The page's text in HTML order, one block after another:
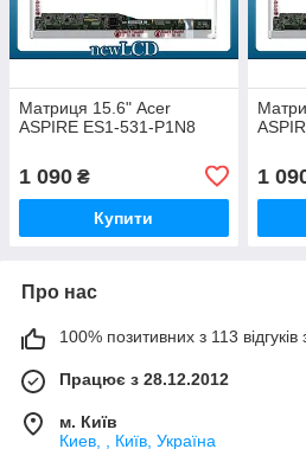
Матриця 15.6" Acer
ASPIRE ES1-531-P1N8
1 090 ₴
Купити
1
Про нас
100% позитивних з 113 відгуків
Працює з 28.12.2012
м. Київ
Киев, , Київ, Україна